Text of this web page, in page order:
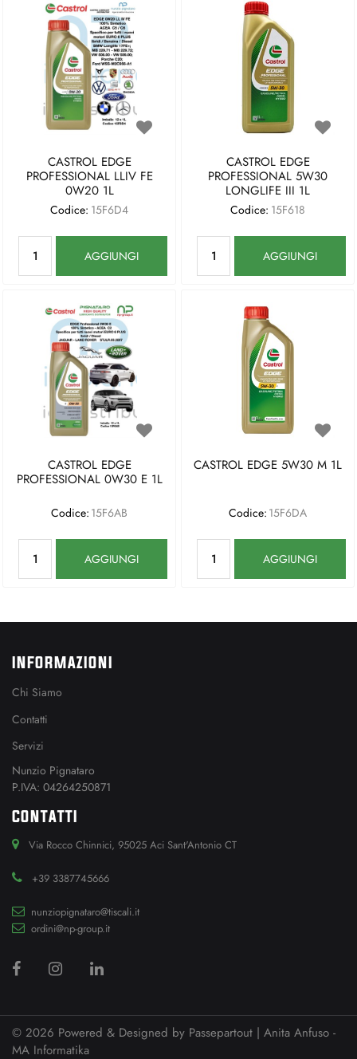
CASTROL EDGE
PROFESSIONAL LLIV FE
0W20 1L
Codice: 15F6D4
AGGIUNGI
CASTROL EDGE
PROFESSIONAL 5W30
LONGLIFE III 1L
Codice: 15F618
AGGIUNGI
CASTROL EDGE
PROFESSIONAL 0W30 E 1L
Codice: 15F6AB
AGGIUNGI
CASTROL EDGE 5W30 M 1L
Codice: 15F6DA
AGGIUNGI
INFORMAZIONI
Chi Siamo
Contatti
Servizi
Nunzio Pignataro
P.IVA: 04264250871
CONTATTI
Via Rocco Chinnici, 95025 Aci Sant'Antonio CT
+39 3387745666
nunziopignataro@tiscali.it
ordini@np-group.it
© 2026 Powered & Designed by Passepartout | Anita Anfuso -
MA Informatika